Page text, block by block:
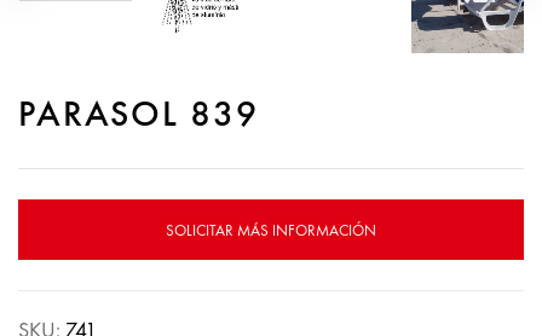
PARASOL 839
SOLICITAR MÁS INFORMACIÓN
SKU: 741